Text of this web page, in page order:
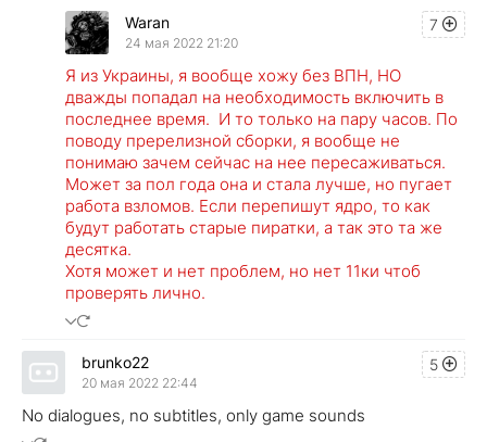
7
Waran
24 мая 2022 21:20
Я из Украины, я вообще хожу без ВПН, НО
дважды попадал на необходимость включить в
последнее время. И то только на пару часов. По
поводу пререлизной сборки, я вообще не
понимаю зачем сейчас на нее пересаживаться.
Может за пол года она и стала лучше, но пугает
работа взломов. Если перепишут ядро, то как
будут работать старые пиратки, а так это та же
десятка.
Хотя может и нет проблем, но нет 11ки чтоб
проверять лично.
5
brunko22
20 мая 2022 22:44
No dialogues, no subtitles, only game sounds